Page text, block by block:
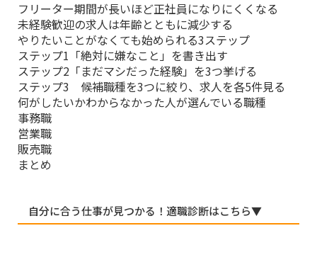
フリーター期間が長いほど正社員になりにくくなる
未経験歓迎の求人は年齢とともに減少する
やりたいことがなくても始められる3ステップ
ステップ1「絶対に嫌なこと」を書き出す
ステップ2「まだマシだった経験」を3つ挙げる
ステップ3 候補職種を3つに絞り、求人を各5件見る
何がしたいかわからなかった人が選んでいる職種
事務職
営業職
販売職
まとめ
自分に合う仕事が見つかる！適職診断はこちら▼